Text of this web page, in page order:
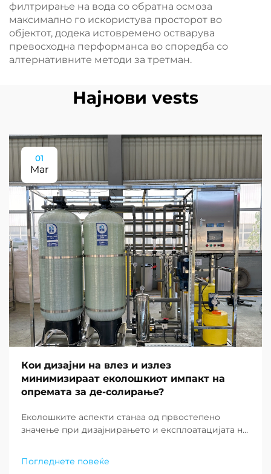
филтрирање на вода со обратна осмоза
максимално го искористува просторот во
објектот, додека истовремено остварува
превосходна перформанса во споредба со
алтернативните методи за третман.
Најнови vests
01
Mar
Кои дизајни на влез и излез
минимизираат еколошкиот импакт на
опремата за де-солирање?
Еколошките аспекти станаа од првостепено
значење при дизајнирањето и експлоатацијата на
светот. Како што недостатокот на вода
продолжува да предизвикува заедниците низ
Погледнете повеќе